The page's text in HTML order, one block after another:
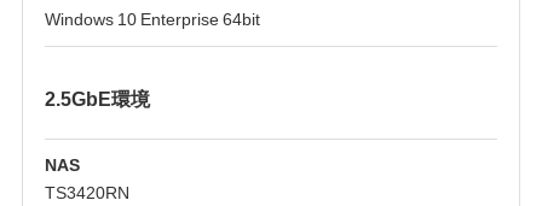
Windows 10 Enterprise 64bit
2.5GbE環境
NAS
TS3420RN